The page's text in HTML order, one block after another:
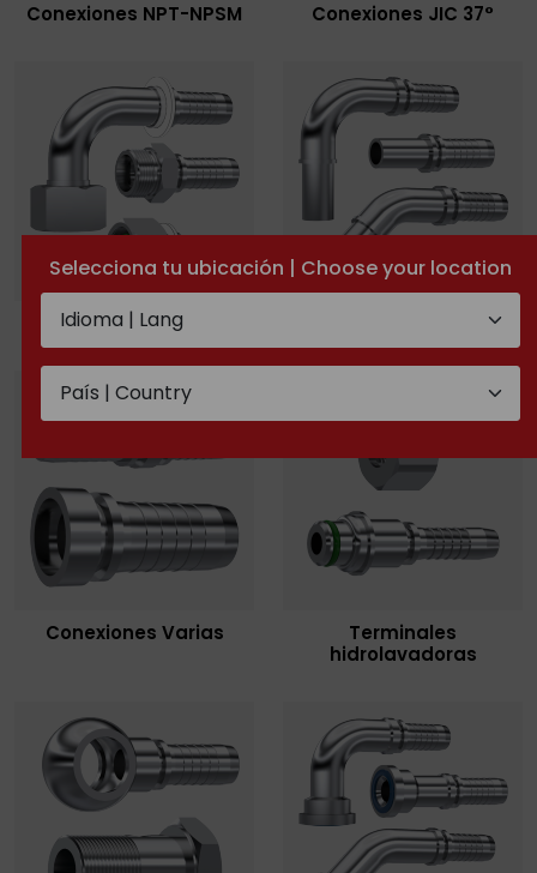
Selecciona tu ubicación | Choose your location
Conexiones NPT-NPSM Conexiones JIC 37°
Conexiones Métricas
Conexiones Varias
Terminales
hidrolavadoras